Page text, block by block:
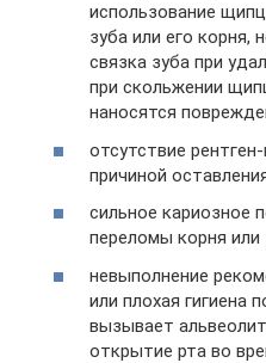
использование
зуба или его корня,
связка зуба при
при скольжении
наносятся
отсутствие
причиной
сильное кариозное
переломы корня или
невыполнение
или плохая гигиена
вызывает
открытие рта во